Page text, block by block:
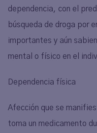
dependencia, con el
búsqueda de droga por
importantes y aún
mental o físico en el
Dependencia física
Afección que se
toma un medicamento